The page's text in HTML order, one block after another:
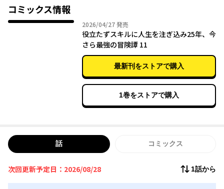
ールが手にしたのは「対象を自由に過去の状態に戻す」汎用性抜
群のスキルだった！
元より勘と経験だけは達人級。さらに今や最強スキルまで得た男
は、ついに世界にその名を轟かせていく！
コミックス情報
2026/04/272026年04月27日
発売
役立たずスキルに人生を注ぎ込み25年、今
さら最強の冒険譚 11
最新刊をストアで購入
1巻をストアで購入
話 コミックス
次回更新予定日：2026/08/28 1話から